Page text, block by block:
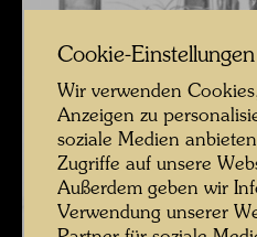
Cookie-Einstellungen
Wir verwenden
Anzeigen zu
soziale Medien
Zugriffe auf unsere
Außerdem geben wir
Verwendung unserer